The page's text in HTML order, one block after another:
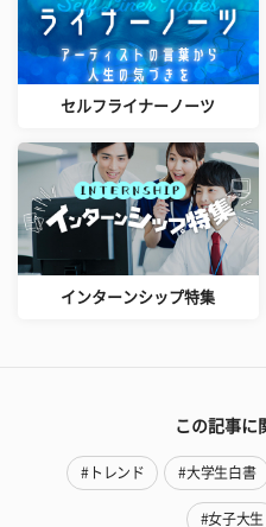
セルフライナーノーツ
インターンシップ特集
この記事に
#トレンド #大学生白書
#女子大生